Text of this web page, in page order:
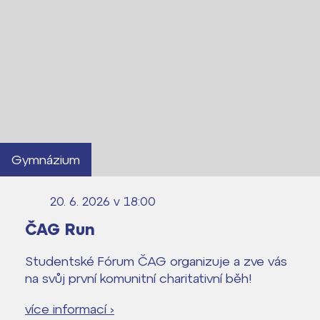
Gymnázium
20. 6. 2026 v 18:00
ČAG Run
Studentské Fórum ČAG organizuje a zve vás
na svůj první komunitní charitativní běh!
více informací ›
Lidé často hledají
Proč se stát žákem ZŠ ČAG
Proč se stát studentem Gymnázia